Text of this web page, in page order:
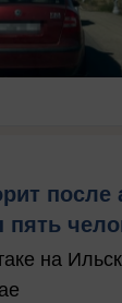
после
пять
на